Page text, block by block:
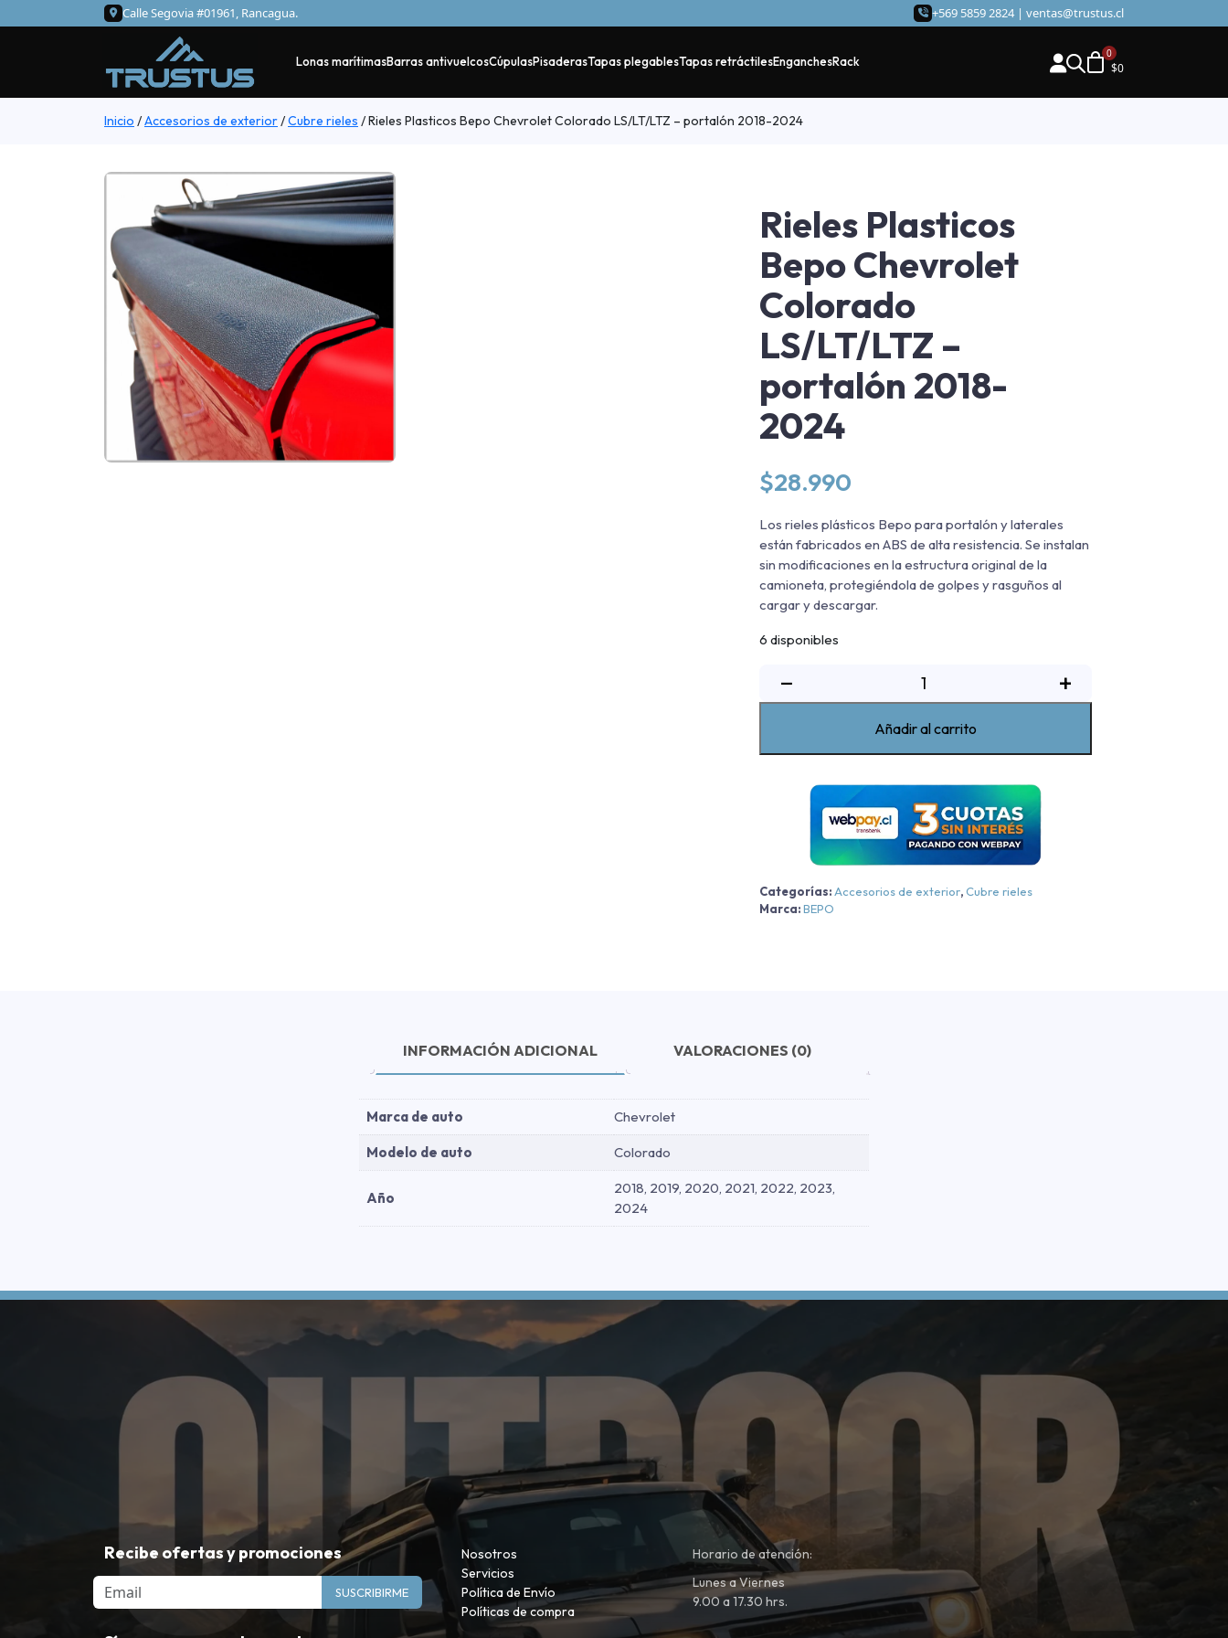
Calle Segovia #01961, Rancagua. +569 5859 2824 | ventas@trustus.cl
Lonas marítimasBarras antivuelcosCúpulasPisaderasTapas plegablesTapas retráctilesEnganchesRack $0
Inicio /Accesorios de exterior/Cubre rieles /Rieles Plasticos Bepo Chevrolet Colorado LS/LT/LTZ – portalón 2018-2024
Rieles Plasticos
Bepo Chevrolet
Colorado
LS/LT/LTZ –
portalón 2018-
2024
$28.990
Los rieles plásticos Bepo para portalón y laterales
están fabricados en ABS de alta resistencia. Se instalan
sin modificaciones en la estructura original de la
camioneta, protegiéndola de golpes y rasguños al
cargar y descargar.
6 disponibles
−
LS/LT/LTZ
portalón
2018-
cantidad
+
Añadir al carrito
Categorías: Accesorios de exterior,Cubre rieles
Marca:BEPO
INFORMACIÓN ADICIONAL VALORACIONES (0)
Marca de auto Chevrolet
Modelo de auto Colorado
Año
2018, 2019, 2020, 2021, 2022, 2023,
2024
Recibe ofertas y promociones
Email SUSCRIBIRME
Nosotros
Servicios
Política de Envío
Políticas de compra
Horario de atención:
Lunes a Viernes
9.00 a 17.30 hrs.